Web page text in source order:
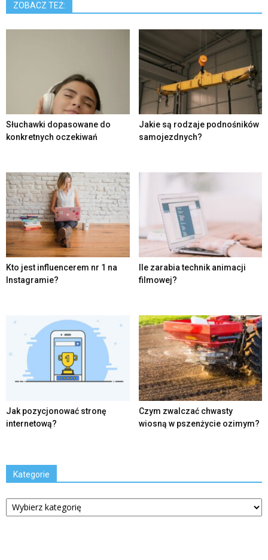
ZOBACZ TEŻ:
Słuchawki dopasowane do
konkretnych oczekiwań
Jakie są rodzaje podnośników
samojezdnych?
Kto jest influencerem nr 1 na
Instagramie?
Ile zarabia technik animacji
filmowej?
Jak pozycjonować stronę
internetową?
Czym zwalczać chwasty
wiosną w pszenżycie ozimym?
Kategorie
Kategorie